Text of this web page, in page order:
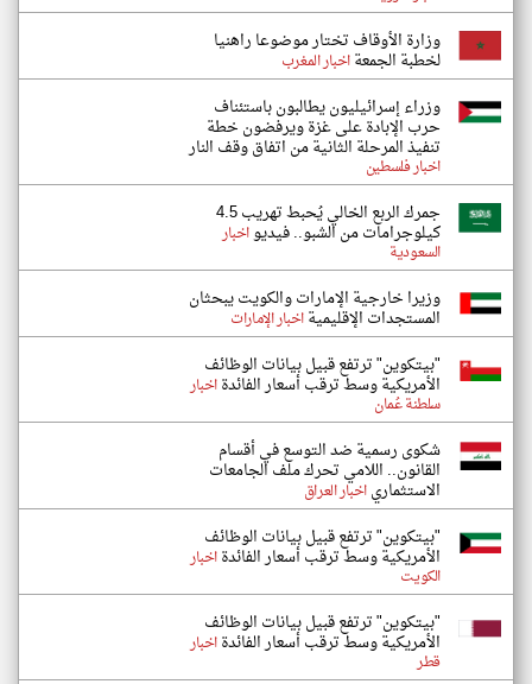
وزارة الأوقاف تختار موضوعا راهنيا
لخطبة الجمعةاخبار المغرب
وزراء إسرائيليون يطالبون باستئناف
حرب الإبادة على غزة ويرفضون خطة
تنفيذ المرحلة الثانية من اتفاق وقف النار
اخبار فلسطين
جمرك الربع الخالي يُحبط تهريب 4.5
كيلوجرامات من الشبو.. فيديواخبار
السعودية
وزيرا خارجية الإمارات والكويت يبحثان
المستجدات الإقليميةاخبار الإمارات
"بيتكوين" ترتفع قبيل بيانات الوظائف
الأمريكية وسط ترقب أسعار الفائدةاخبار
سلطنة عُمان
شكوى رسمية ضد التوسع في أقسام
القانون.. اللامي تحرك ملف الجامعات
الاستثمارياخبار العراق
"بيتكوين" ترتفع قبيل بيانات الوظائف
الأمريكية وسط ترقب أسعار الفائدةاخبار
الكويت
"بيتكوين" ترتفع قبيل بيانات الوظائف
الأمريكية وسط ترقب أسعار الفائدةاخبار
قطر